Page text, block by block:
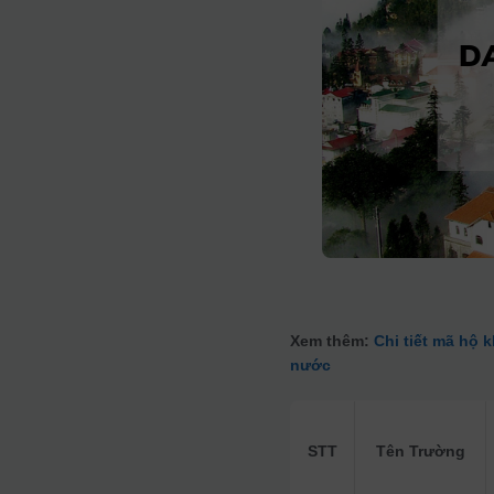
Xem thêm:Chi tiết mã hộ
nước
STT Tên Trường